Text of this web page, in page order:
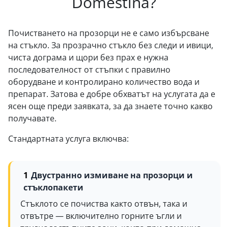
Почистването на прозорци не е само избърсване
на стъкло. За прозрачно стъкло без следи и ивици,
чиста дограма и щори без прах е нужна
последователност от стъпки с правилно
оборудване и контролирано количество вода и
препарат. Затова е добре обхватът на услугата да е
ясен още преди заявката, за да знаете точно какво
получавате.
Стандартната услуга включва:
Двустранно измиване на прозорци и
стъклопакети
Стъклото се почиства както отвън, така и
отвътре — включително горните ъгли и